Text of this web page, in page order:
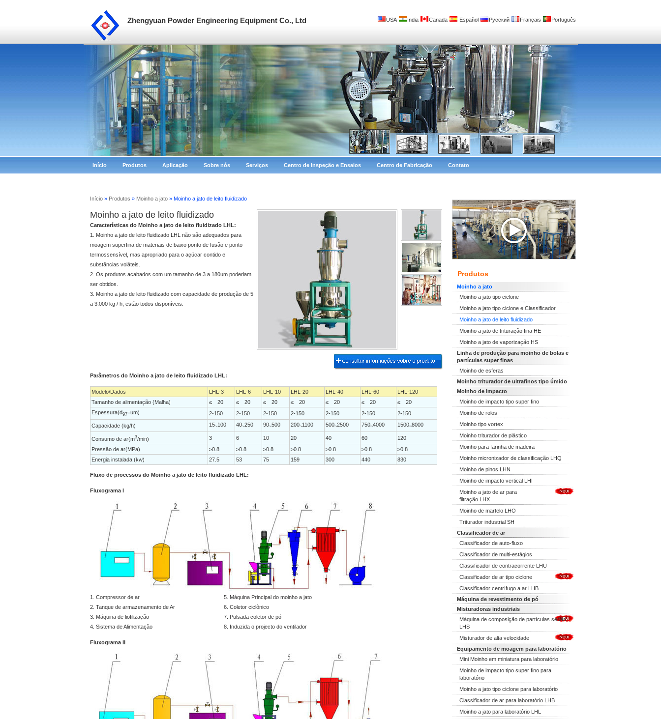
Zhengyuan Powder Engineering Equipment Co., Ltd USA India Canada Español Русский Français Português
PreviousNextStop
1
2
3
4
Início Produtos Aplicação Sobre nós Serviços Centro de Inspeção e Ensaios Centro de Fabricação Contato
Início» Produtos » Moinho a jato » Moinho a jato de leito fluidizado
Moinho a jato de leito fluidizado
Características do Moinho a jato de leito fluidizado LHL:
1. Moinho a jato de leito fluidizado LHL não são adequados para
moagem superfina de materiais de baixo ponto de fusão e ponto
termossensível, mas apropriado para o açúcar contido e
substâncias voláteis.
2. Os produtos acabados com um tamanho de 3 a 180um poderiam
ser obtidos.
3. Moinho a jato de leito fluidizado com capacidade de produção de 5
a 3.000 kg / h, estão todos disponíveis.
Parâmetros do Moinho a jato de leito fluidizado LHL:
Modelo\Dados LHL-3 LHL-6 LHL-10 LHL-20 LHL-40 LHL-60
LHL-120
Tamanho de alimentação (Malha)
≤ 20 ≤ 20 ≤ 20 ≤ 20 ≤ 20 ≤ 20
≤ 20
Espessura(d97=um) 2-150 2-150 2-150 2-150 2-150 2-150 2-150
Capacidade (kg/h) 15~100 40~250 90~500 200~1100 500~2500 750~4000 1500~8000
Consumo de ar(m3/min) 3 6 10 20 40 60
120
Pressão de ar(MPa)
≥0.8 ≥0.8 ≥0.8 ≥0.8 ≥0.8 ≥0.8
≥0.8
Energia instalada (kw)
27.5 53 75 159 300 440 830
Fluxo de processos do Moinho a jato de leito fluidizado LHL:
Fluxograma I
1. Compressor de ar
2. Tanque de armazenamento de Ar
3. Máquina de liofilização
4. Sistema de Alimentação
5. Máquina Principal do moinho a jato
6. Coletor ciclônico
7. Pulsada coletor de pó
8. Induzida o projecto do ventilador
Fluxograma II
Produtos
Moinho a jato
Moinho a jato tipo ciclone
Moinho a jato tipo ciclone e Classificador
Moinho a jato de leito fluidizado
Moinho a jato de trituração fina HE
Moinho a jato de vaporização HS
Linha de produção para moinho de bolas e
partículas super finas
Moinho de esferas
Moinho triturador de ultrafinos tipo úmido
Moinho de impacto
Moinho de impacto tipo super fino
Moinho de rolos
Moinho tipo vortex
Moinho triturador de plástico
Moinho para farinha de madeira
Moinho micronizador de classificação LHQ
Moinho de pinos LHN
Moinho de impacto vertical LHI
Moinho a jato de ar para
filtração LHX
Moinho de martelo LHO
Triturador industrial SH
Classificador de ar
Classificador de auto-fluxo
Classificador de multi-estágios
Classificador de contracorrente LHU
Classificador de ar tipo ciclone
Classificador centrífugo a ar LHB
Máquina de revestimento de pó
Misturadoras industriais
Máquina de composição de partículas secas
LHS
Misturador de alta velocidade
Equipamento de moagem para laboratório
Mini Moinho em miniatura para laboratório
Moinho de impacto tipo super fino para
laboratório
Moinho a jato tipo ciclone para laboratório
Classificador de ar para laboratório LHB
Moinho a jato para laboratório LHL